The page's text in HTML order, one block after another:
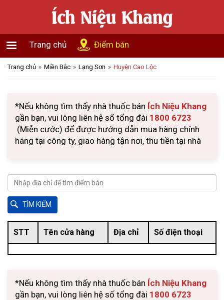
Trang chủ Điểm bán
Trang chủ Miền Bắc Lạng Sơn Huyện Cao Lộc
*Nếu không tìm thấy nhà thuốc bán Ích Niệu Khang
gần bạn, vui lòng liên hệ số tổng đài 1800 6723
(Miễn cước) để được hướng dẫn mua hàng chính
hãng tại công ty, giao hàng tận nơi, thu tiền tại nhà
STT Tên cửa hàng Địa chỉ Số điện thoại
*Nếu không tìm thấy nhà thuốc bán Ích Niệu Khang
gần bạn, vui lòng liên hệ số tổng đài 1800 6723